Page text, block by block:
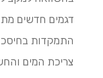
דגמים חדשים
התמקדות
צריכת המים